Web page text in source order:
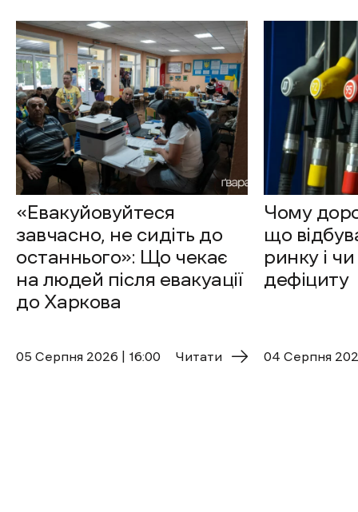
«Евакуйовуйтеся
завчасно, не сидіть до
останнього»: Що чекає
на людей після евакуації
до Харкова
05 Cерпня 2026 | 16:00 Читати
Чому
що
ринку і
дефіциту
04 Cерпня